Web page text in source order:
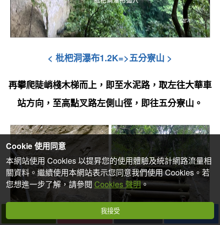
< 枇杷洞瀑布1.2K=>五分寮山 >
再攀爬陡峭棧木梯而上 ，即至水泥路，取左往大華車
站方向 ，至高點叉路左側山徑 ， 即往五分寮山 。
Cookie 使用同意
本網站使用 Cookies 以提昇您的使用體驗及統計網路流量相
關資料。繼續使用本網站表示您同意我們使用 Cookies。若
您想進一步了解，請參閱 Cookies 聲明。
我接受